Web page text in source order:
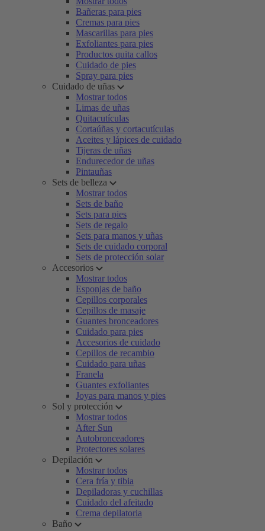
Bañeras para pies
Cremas para pies
Mascarillas para pies
Exfoliantes para pies
Productos quita callos
Cuidado de pies
Spray para pies
Cuidado de uñas
Mostrar todos
Limas de uñas
Quitacutículas
Cortaúñas y cortacutículas
Aceites y lápices de cuidado
Tijeras de uñas
Endurecedor de uñas
Pintauñas
Sets de belleza
Mostrar todos
Sets de baño
Sets para pies
Sets de regalo
Sets para manos y uñas
Sets de cuidado corporal
Sets de protección solar
Accesorios
Mostrar todos
Esponjas de baño
Cepillos corporales
Cepillos de masaje
Guantes bronceadores
Cuidado para pies
Accesorios de cuidado
Cepillos de recambio
Cuidado para uñas
Franela
Guantes exfoliantes
Joyas para manos y pies
Sol y protección
Mostrar todos
After Sun
Autobronceadores
Protectores solares
Depilación
Mostrar todos
Cera fría y tibia
Depiladoras y cuchillas
Cuidado del afeitado
Crema depilatoria
Baño